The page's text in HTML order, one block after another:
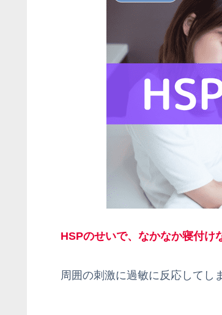
HSPのせいで、なかなか寝付け
周囲の刺激に過敏に反応してし